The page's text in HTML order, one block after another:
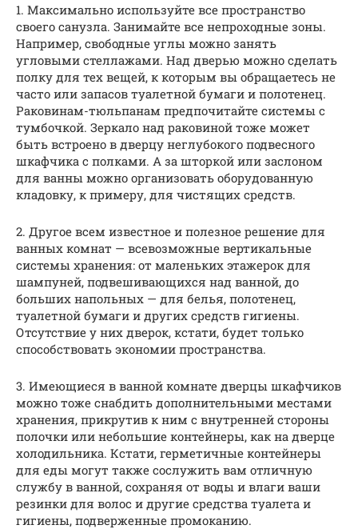
1. Максимально используйте все пространство
своего санузла. Занимайте все непроходные зоны.
Например, свободные углы можно занять
угловыми стеллажами. Над дверью можно сделать
полку для тех вещей, к которым вы обращаетесь не
часто или запасов туалетной бумаги и полотенец.
Раковинам-тюльпанам предпочитайте системы с
тумбочкой. Зеркало над раковиной тоже может
быть встроено в дверцу неглубокого подвесного
шкафчика с полками. А за шторкой или заслоном
для ванны можно организовать оборудованную
кладовку, к примеру, для чистящих средств.
2. Другое всем известное и полезное решение для
ванных комнат — всевозможные вертикальные
системы хранения: от маленьких этажерок для
шампуней, подвешивающихся над ванной, до
больших напольных — для белья, полотенец,
туалетной бумаги и других средств гигиены.
Отсутствие у них дверок, кстати, будет только
способствовать экономии пространства.
3. Имеющиеся в ванной комнате дверцы шкафчиков
можно тоже снабдить дополнительными местами
хранения, прикрутив к ним с внутренней стороны
полочки или небольшие контейнеры, как на дверце
холодильника. Кстати, герметичные контейнеры
для еды могут также сослужить вам отличную
службу в ванной, сохраняя от воды и влаги ваши
резинки для волос и другие средства туалета и
гигиены, подверженные промоканию.